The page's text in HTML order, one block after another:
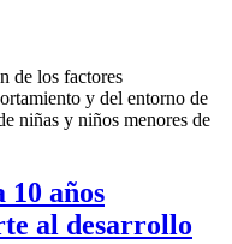
de los factores
y del entorno de
niñas y niños menores de
años
al desarrollo